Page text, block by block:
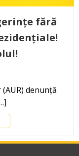
fără
denunță